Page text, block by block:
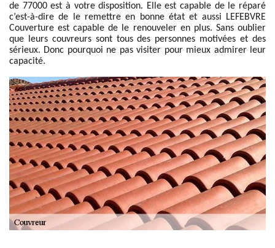
de 77000 est à votre disposition. Elle est capable de le réparé
c’est-à-dire de le remettre en bonne état et aussi LEFEBVRE
Couverture est capable de le renouveler en plus. Sans oublier
que leurs couvreurs sont tous des personnes motivées et des
sérieux. Donc pourquoi ne pas visiter pour mieux admirer leur
capacité.